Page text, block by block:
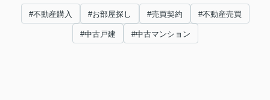
#不動産購入 #お部屋探し #売買契約 #不動産売買
#中古戸建 #中古マンション